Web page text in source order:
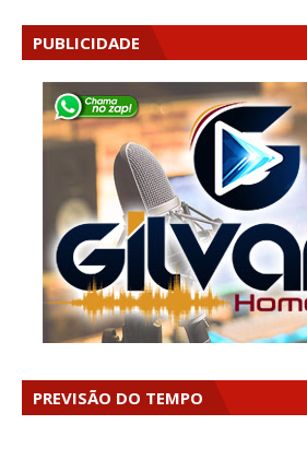
PUBLICIDADE
PREVISÃO DO TEMPO